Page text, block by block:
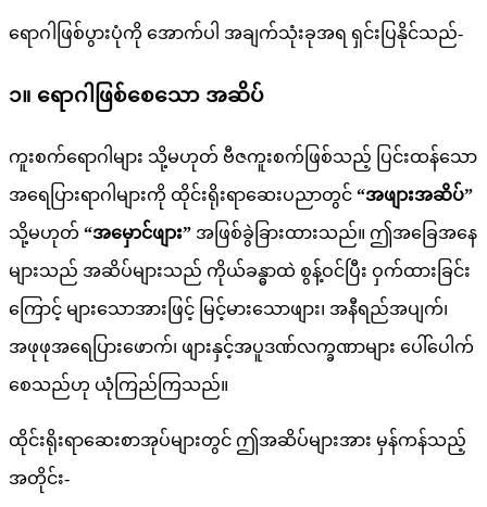
ရောဂါဖြစ်ပွားပုံကို အောက်ပါ အချက်သုံးခုအရ ရှင်းပြနိုင်သည်-
၁။ ရောဂါဖြစ်စေသော အဆိပ်
ကူးစက်ရောဂါများ သို့မဟုတ် ဗီဇကူးစက်ဖြစ်သည့် ပြင်းထန်သော
အရေပြားရာဂါများကို ထိုင်းရိုးရာဆေးပညာတွင် “အဖျားအဆိပ်”
သို့မဟုတ် “အမှောင်ဖျား” အဖြစ်ခွဲခြားထားသည်။ ဤအခြေအနေ
များသည် အဆိပ်များသည် ကိုယ်ခန္ဓာထဲ စွန့်ဝင်ပြီး ဝှက်ထားခြင်း
ကြောင့် များသောအားဖြင့် မြင့်မားသောဖျား၊ အနီရည်အပျက်၊
အဖုဖုအရေပြားဖောက်၊ ဖျားနှင့်အပူဒဏ်လက္ခဏာများ ပေါ်ပေါက်
စေသည်ဟု ယုံကြည်ကြသည်။
ထိုင်းရိုးရာဆေးစာအုပ်များတွင် ဤအဆိပ်များအား မှန်ကန်သည့်
အတိုင်း-